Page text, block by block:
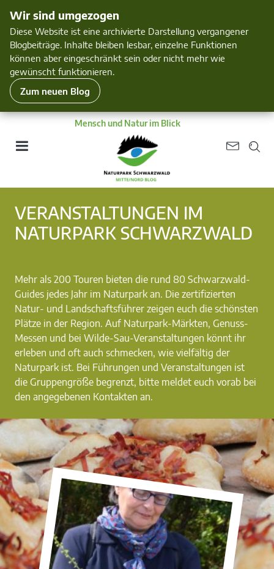
Wir sind umgezogen
Diese Website ist eine archivierte Darstellung vergangener
Blogbeiträge. Inhalte bleiben lesbar, einzelne Funktionen
können aber eingeschränkt sein oder nicht mehr wie
gewünscht funktionieren.
Zum neuen Blog
Mensch und Natur im Blick
VERANSTALTUNGEN IM
NATURPARK SCHWARZWALD
Mehr als 200 Touren bieten die rund 80 Schwarzwald-
Guides jedes Jahr im Naturpark an. Die zertifizierten
Natur- und Landschaftsführer zeigen euch die schönsten
Plätze in der Region. Auf Naturpark-Märkten, Genuss-
Messen und bei Wilde-Sau-Veranstaltungen könnt ihr
erleben und oft auch schmecken, wie vielfältig der
Naturpark ist. Bei Führungen und Veranstaltungen ist
die Gruppengröße begrenzt, bitte meldet euch vorab bei
den angegebenen Kontakten an.